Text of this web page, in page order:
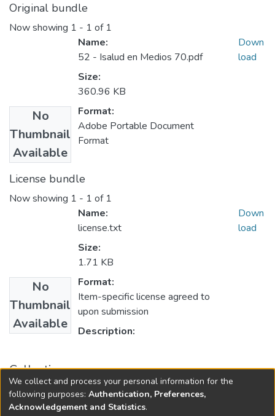
Original bundle
Now showing 1 - 1 of 1
No
Thumbnail
Available
Name:
52 - Isalud en Medios 70.pdf
Size:
360.96 KB
Format:
Adobe Portable Document
Format
Down
load
License bundle
Now showing 1 - 1 of 1
No
Thumbnail
Available
Name:
license.txt
Size:
1.71 KB
Format:
Item-specific license agreed to
upon submission
Description:
Down
load
Collections
Revista ISALUD, 2016, 11(52)
We collect and process your personal information for the
following purposes: Authentication, Preferences,
Acknowledgement and Statistics.